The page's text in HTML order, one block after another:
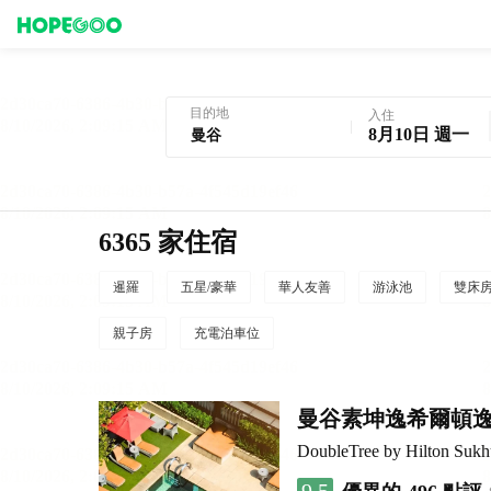
目的地 入住
8月10日 週一
6365 家住宿
暹羅 五星/豪華 華人友善 游泳池 雙床
親子房 充電泊車位
曼谷素坤逸希爾頓
DoubleTree by Hilton